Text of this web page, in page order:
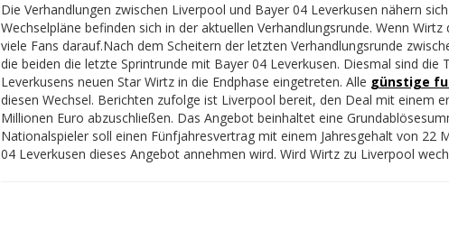
Die Verhandlungen zwischen Liverpool und Bayer 04 Leverkusen nähern
Wechselpläne befinden sich in der aktuellen Verhandlungsrunde. Wenn Wirtz
viele Fans darauf.Nach dem Scheitern der letzten Verhandlungsrunde
die beiden die letzte Sprintrunde mit Bayer 04 Leverkusen. Diesmal sind die
Leverkusens neuen Star Wirtz in die Endphase eingetreten. Alle günstige
diesen Wechsel. Berichten zufolge ist Liverpool bereit, den Deal mit einem
Millionen Euro abzuschließen. Das Angebot beinhaltet eine
Nationalspieler soll einen Fünfjahresvertrag mit einem Jahresgehalt von 22
04 Leverkusen dieses Angebot annehmen wird. Wird Wirtz zu Liverpool